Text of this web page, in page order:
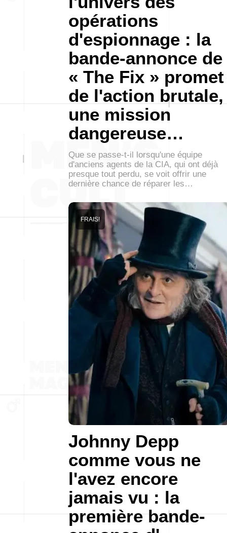
opérations
d'espionnage : la
bande-annonce de
« The Fix » promet
de l'action brutale,
une mission
dangereuse…
Que se passe-t-il lorsqu'une équipe
d'anciens agents de la CIA, qui ont déjà
presque tout perdu, se voit offrir une
dernière chance de réparer les…
Johnny Depp
comme vous ne
l'avez encore
jamais vu : la
première bande-
FRAIS!